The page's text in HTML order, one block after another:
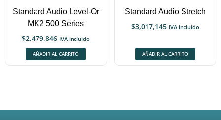
Standard Audio Level-Or
MK2 500 Series
$2,479,846 IVA incluido
AÑADIR AL CARRITO
Standard Audio Stretch
$3,017,145 IVA incluido
AÑADIR AL CARRITO